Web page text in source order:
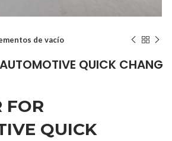
de vacío
QUICK CHANG
FOR
QUICK